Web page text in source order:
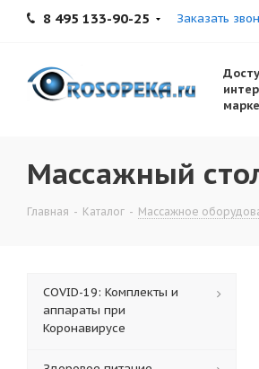
8 495 133-90-25 Заказать
Массажный
Главная - Каталог - Массажное
COVID-19: Комплекты и
аппараты при
Коронавирусе